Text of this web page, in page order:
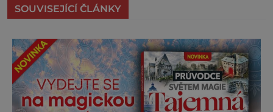
SOUVISEJÍCÍ ČLÁNKY